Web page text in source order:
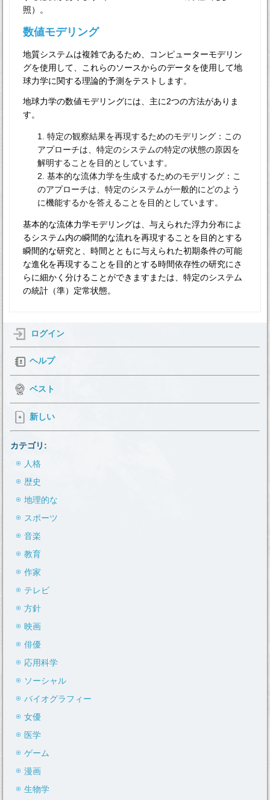
照）。
数値モデリング
地質システムは複雑であるため、コンピューターモデリン
グを使用して、これらのソースからのデータを使用して地
球力学に関する理論的予測をテストします。
地球力学の数値モデリングには、主に2つの方法がありま
す。
特定の観察結果を再現するためのモデリング：この
アプローチは、特定のシステムの特定の状態の原因を
解明することを目的としています。
基本的な流体力学を生成するためのモデリング：こ
のアプローチは、特定のシステムが一般的にどのよう
に機能するかを答えることを目的としています。
基本的な流体力学モデリングは、与えられた浮力分布によ
るシステム内の瞬間的な流れを再現することを目的とする
瞬間的な研究と、時間とともに与えられた初期条件の可能
な進化を再現することを目的とする時間依存性の研究にさ
らに細かく分けることができますまたは、特定のシステム
の統計（準）定常状態。
ログイン
ヘルプ
ベスト
新しい
カテゴリ:
人格
歴史
地理的な
スポーツ
音楽
教育
作家
テレビ
方針
映画
俳優
応用科学
ソーシャル
バイオグラフィー
女優
医学
ゲーム
漫画
生物学